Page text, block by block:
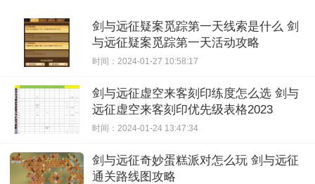
剑与远征疑案觅踪第一天线索是什么 剑
与远征疑案觅踪第一天活动攻略
时间：2024-01-27 10:58:17
剑与远征虚空来客刻印练度怎么选 剑与
远征虚空来客刻印优先级表格2023
时间：2024-01-24 13:47:34
剑与远征奇妙蛋糕派对怎么玩 剑与远征
通关路线图攻略